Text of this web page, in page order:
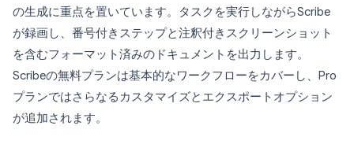
の生成に重点を置いています。タスクを実行しながらScribe
が録画し、番号付きステップと注釈付きスクリーンショット
を含むフォーマット済みのドキュメントを出力します。
Scribeの無料プランは基本的なワークフローをカバーし、Pro
プランではさらなるカスタマイズとエクスポートオプション
が追加されます。